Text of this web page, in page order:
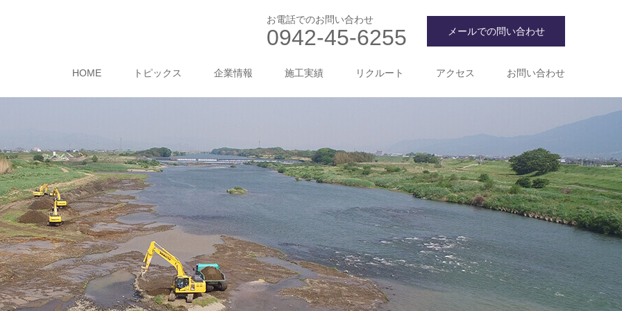
お電話でのお問い合わせ
0942-45-6255 メールでの問い合わせ
HOME トピックス 企業情報 施工実績 リクルート アクセス お問い合わせ